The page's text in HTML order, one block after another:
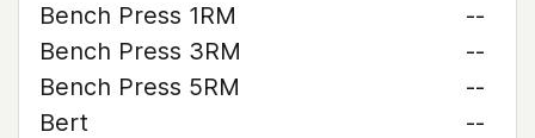
Bench Press 1RM
--
Bench Press 3RM
--
Bench Press 5RM
--
Bert
--